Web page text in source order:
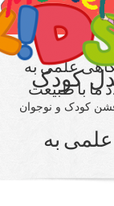
و نوجوان
به
طبیعت
به